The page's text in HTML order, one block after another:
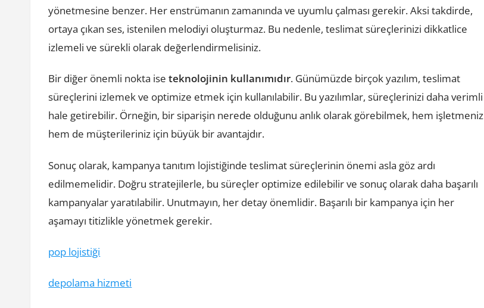
yönetmesine benzer. Her enstrümanın zamanında ve uyumlu çalması gerekir. Aksi takdirde,
ortaya çıkan ses, istenilen melodiyi oluşturmaz. Bu nedenle, teslimat süreçlerinizi dikkatlice
izlemeli ve sürekli olarak değerlendirmelisiniz.
Bir diğer önemli nokta iseteknolojinin kullanımıdır. Günümüzde birçok yazılım, teslimat
süreçlerini izlemek ve optimize etmek için kullanılabilir. Bu yazılımlar, süreçlerinizi daha verimli
hale getirebilir. Örneğin, bir siparişin nerede olduğunu anlık olarak görebilmek, hem işletmeniz
hem de müşterileriniz için büyük bir avantajdır.
Sonuç olarak, kampanya tanıtım lojistiğinde teslimat süreçlerinin önemi asla göz ardı
edilmemelidir. Doğru stratejilerle, bu süreçler optimize edilebilir ve sonuç olarak daha başarılı
kampanyalar yaratılabilir. Unutmayın, her detay önemlidir. Başarılı bir kampanya için her
aşamayı titizlikle yönetmek gerekir.
pop lojistiği
depolama hizmeti